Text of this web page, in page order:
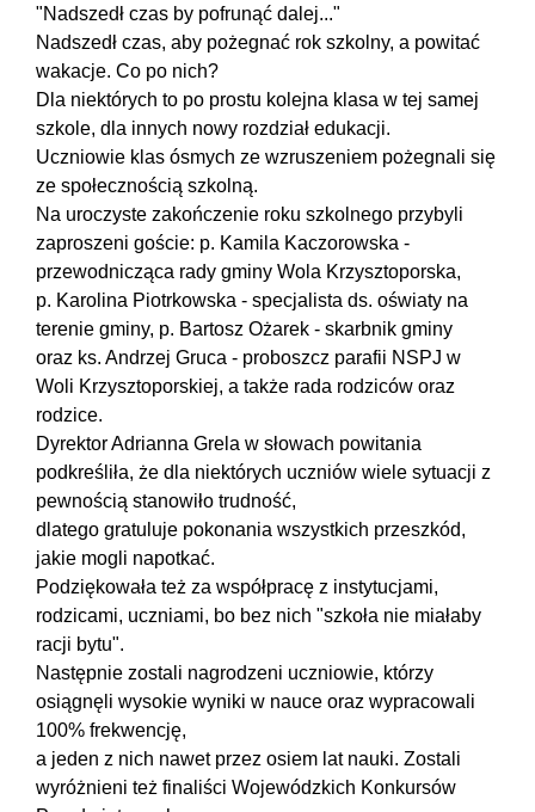
"Nadszedł czas by pofrunąć dalej..."
Nadszedł czas, aby pożegnać rok szkolny, a powitać
wakacje. Co po nich?
Dla niektórych to po prostu kolejna klasa w tej samej
szkole, dla innych nowy rozdział edukacji.
Uczniowie klas ósmych ze wzruszeniem pożegnali się
ze społecznością szkolną.
Na uroczyste zakończenie roku szkolnego przybyli
zaproszeni goście: p. Kamila Kaczorowska -
przewodnicząca rady gminy Wola Krzysztoporska,
p. Karolina Piotrkowska - specjalista ds. oświaty na
terenie gminy, p. Bartosz Ożarek - skarbnik gminy
oraz ks. Andrzej Gruca - proboszcz parafii NSPJ w
Woli Krzysztoporskiej, a także rada rodziców oraz
rodzice.
Dyrektor Adrianna Grela w słowach powitania
podkreśliła, że dla niektórych uczniów wiele sytuacji z
pewnością stanowiło trudność,
dlatego gratuluje pokonania wszystkich przeszkód,
jakie mogli napotkać.
Podziękowała też za współpracę z instytucjami,
rodzicami, uczniami, bo bez nich "szkoła nie miałaby
racji bytu".
Następnie zostali nagrodzeni uczniowie, którzy
osiągnęli wysokie wyniki w nauce oraz wypracowali
100% frekwencję,
a jeden z nich nawet przez osiem lat nauki. Zostali
wyróżnieni też finaliści Wojewódzkich Konkursów